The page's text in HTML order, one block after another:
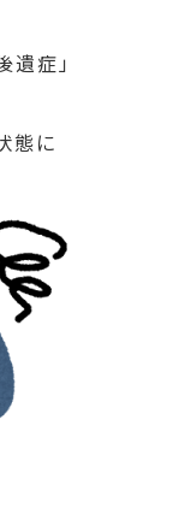
症」
態に